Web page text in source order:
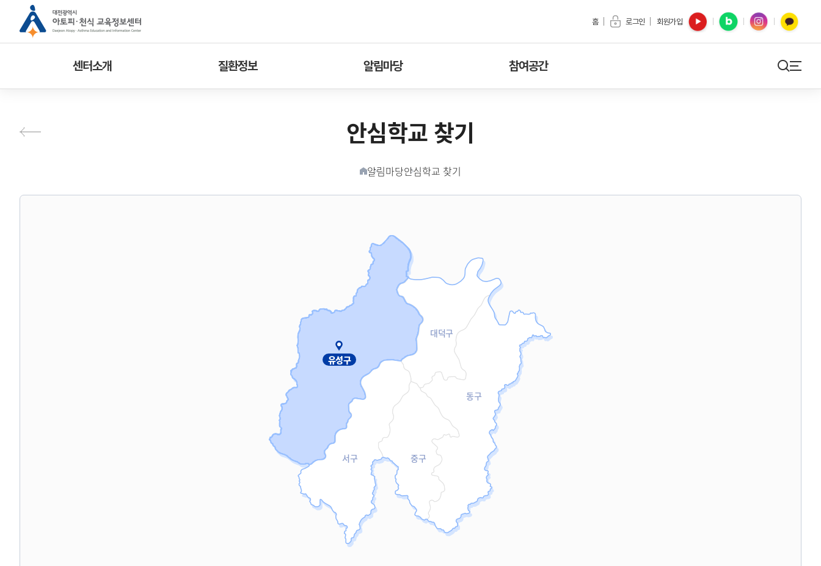
홈 로그인 회원가입
센터소개 질환정보 알림마당 참여공간
안심학교 찾기
알림마당안심학교 찾기
유성구
대덕구
동구
서구 중구